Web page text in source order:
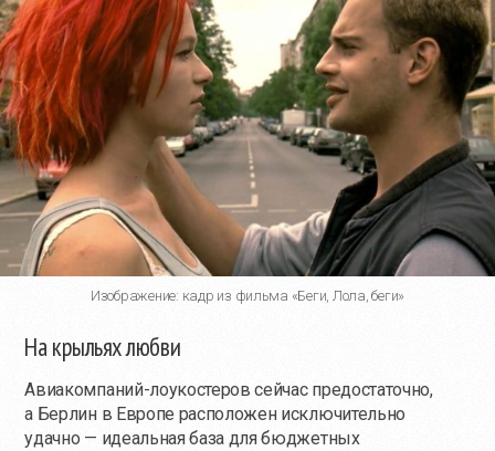
Изображение: кадр из фильма «Беги, Лола, беги»
На крыльях любви
Авиакомпаний-лоукостеров сейчас предостаточно,
а Берлин в Европе расположен исключительно
удачно — идеальная база для бюджетных